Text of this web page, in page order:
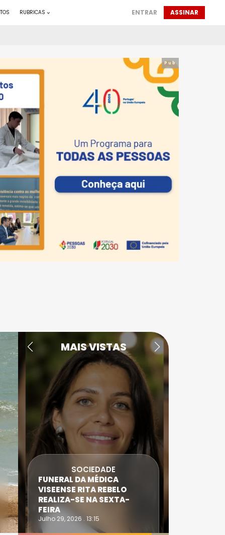
RUBRICAS ENTRAR ASSINAR
Pub
MAIS VISTAS
SOCIEDADE
FUNERAL DA MÉDICA
VISEENSE RITA REBELO
REALIZA-SE NA SEXTA-
FEIRA
Julho 29, 2026 . 13:15